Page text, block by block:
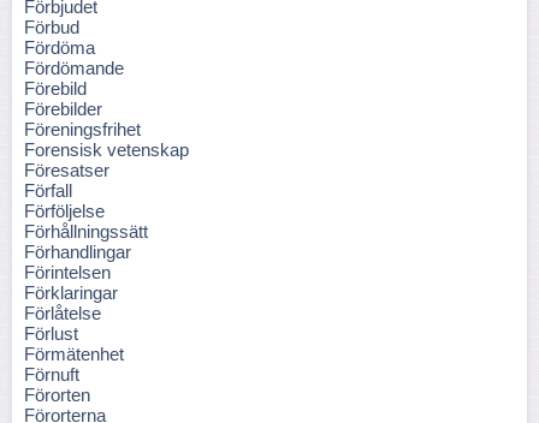
Förbjudet
Förbud
Fördöma
Fördömande
Förebild
Förebilder
Föreningsfrihet
Forensisk vetenskap
Föresatser
Förfall
Förföljelse
Förhållningssätt
Förhandlingar
Förintelsen
Förklaringar
Förlåtelse
Förlust
Förmätenhet
Förnuft
Förorten
Förorterna